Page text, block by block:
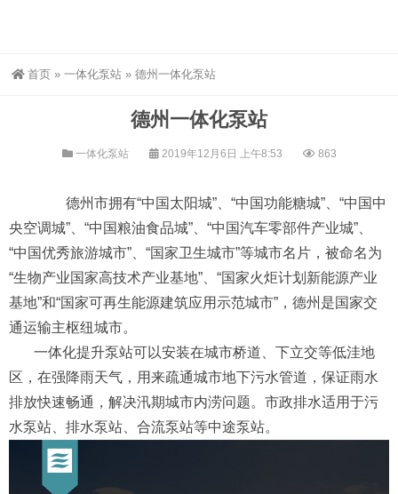
首页 » 一体化泵站 » 德州一体化泵站
德州一体化泵站
一体化泵站 2019年12月6日 上午8:53 863
德州市拥有“中国太阳城”、“中国功能糖城”、“中国中
央空调城”、“中国粮油食品城”、“中国汽车零部件产业城”、
“中国优秀旅游城市”、“国家卫生城市”等城市名片，被命名为
“生物产业国家高技术产业基地”、“国家火炬计划新能源产业
基地”和“国家可再生能源建筑应用示范城市”，德州是国家交
通运输主枢纽城市。
一体化提升泵站可以安装在城市桥道、下立交等低洼地
区，在强降雨天气，用来疏通城市地下污水管道，保证雨水
排放快速畅通，解决汛期城市内涝问题。市政排水适用于污
水泵站、排水泵站、合流泵站等中途泵站。